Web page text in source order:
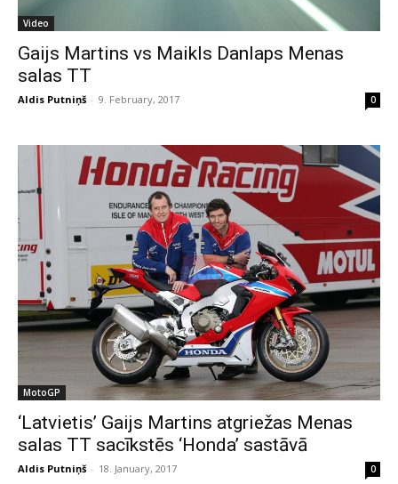
Video
Gaijs Martins vs Maikls Danlaps Menas
salas TT
Aldis Putniņš - 9. February, 2017 0
MotoGP
‘Latvietis’ Gaijs Martins atgriežas Menas
salas TT sacīkstēs ‘Honda’ sastāvā
Aldis Putniņš - 18. January, 2017 0